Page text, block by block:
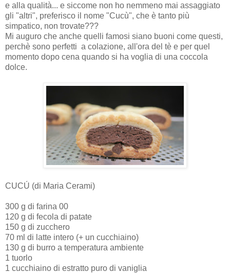
e alla qualità... e siccome non ho nemmeno mai assaggiato
gli "altri", preferisco il nome "Cucù", che è tanto più
simpatico, non trovate???
Mi auguro che anche quelli famosi siano buoni come questi,
perchè sono perfetti a colazione, all'ora del tè e per quel
momento dopo cena quando si ha voglia di una coccola
dolce.
CUCÚ (di Maria Cerami)
300 g di farina 00
120 g di fecola di patate
150 g di zucchero
70 ml di latte intero (+ un cucchiaino)
130 g di burro a temperatura ambiente
1 tuorlo
1 cucchiaino di estratto puro di vaniglia